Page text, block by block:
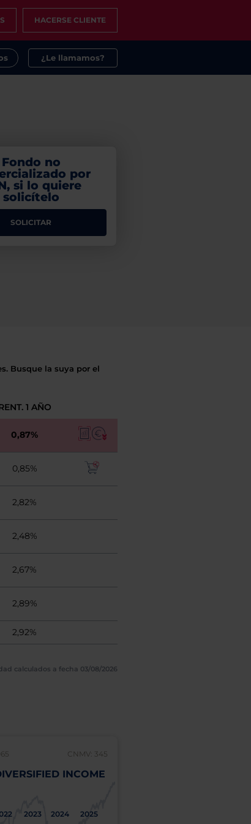
HACERSE CLIENTE
¿Le llamamos?
Fondo no
por
si lo quiere
solicítelo
SOLICITAR
Busque la suya por el
1 AÑO
0,87%
0,85%
2,82%
2,48%
2,67%
2,89%
2,92%
calculados a fecha 03/08/2026
CNMV: 345
INCOME
2023 2024 2025